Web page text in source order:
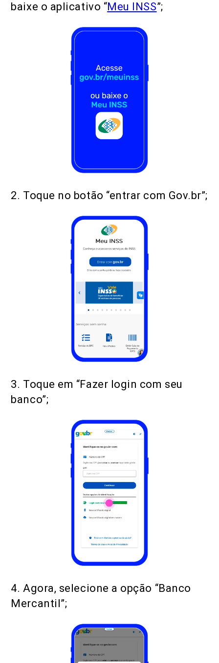
baixe o aplicativo “Meu INSS”;
2. Toque no botão “entrar com Gov.br”;
3. Toque em “Fazer login com seu
banco”;
4. Agora, selecione a opção “Banco
Mercantil”;